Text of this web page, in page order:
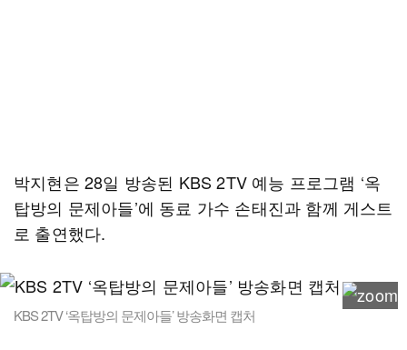
박지현은 28일 방송된 KBS 2TV 예능 프로그램 ‘옥
탑방의 문제아들’에 동료 가수 손태진과 함께 게스트
로 출연했다.
KBS 2TV ‘옥탑방의 문제아들’ 방송화면 캡처